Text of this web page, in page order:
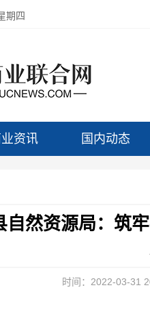
期四
资讯 国内动态
自然资源局：筑
时间：2022-03-31